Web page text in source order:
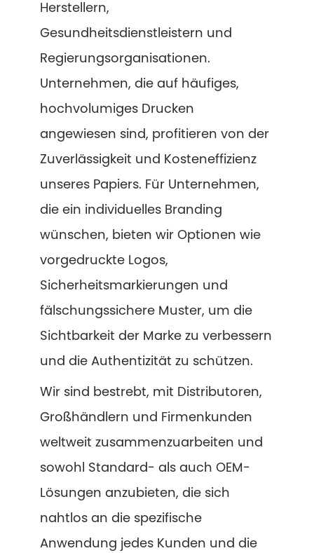
Herstellern,
Gesundheitsdienstleistern und
Regierungsorganisationen.
Unternehmen, die auf häufiges,
hochvolumiges Drucken
angewiesen sind, profitieren von der
Zuverlässigkeit und Kosteneffizienz
unseres Papiers. Für Unternehmen,
die ein individuelles Branding
wünschen, bieten wir Optionen wie
vorgedruckte Logos,
Sicherheitsmarkierungen und
fälschungssichere Muster, um die
Sichtbarkeit der Marke zu verbessern
und die Authentizität zu schützen.
Wir sind bestrebt, mit Distributoren,
Großhändlern und Firmenkunden
weltweit zusammenzuarbeiten und
sowohl Standard- als auch OEM-
Lösungen anzubieten, die sich
nahtlos an die spezifische
Anwendung jedes Kunden und die